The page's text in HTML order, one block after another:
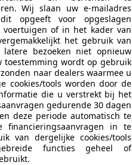
Wij slaan uw e-mailadres
opgeeft voor opgeslagen
voertuigen of in het kader van
het gebruik van
bezoeken niet opnieuw
toestemming wordt op gebruik
naar dealers waarmee u
cookies/tools worden door de
die u verstrekt bij het
gedurende 30 dagen
deze periode automatisch te
financieringsaanvragen in te
van dergelijke cookies/tools
functies geheel of